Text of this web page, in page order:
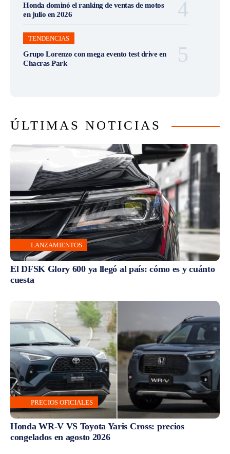
Honda dominó el ranking de ventas de motos
en julio en 2026
TENDENCIAS
Grupo Lorenzo con mega evento test drive en
Chacras Park
ÚLTIMAS NOTICIAS
LANZAMIENTOS
El DFSK Glory 600 ya llegó al país: cómo es y cuánto
cuesta
PRECIOS OFICIALES
Honda WR-V VS Toyota Yaris Cross: precios
congelados en agosto 2026